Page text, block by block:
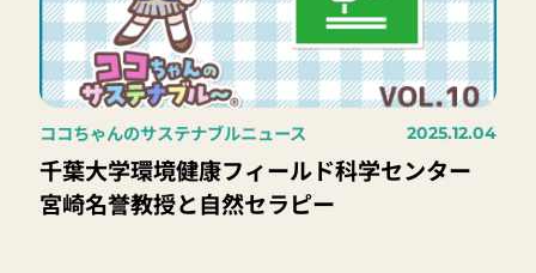
ココちゃんのサステナブルニュース 2025.12.04
千葉大学環境健康フィールド科学センター
宮崎名誉教授と自然セラピー